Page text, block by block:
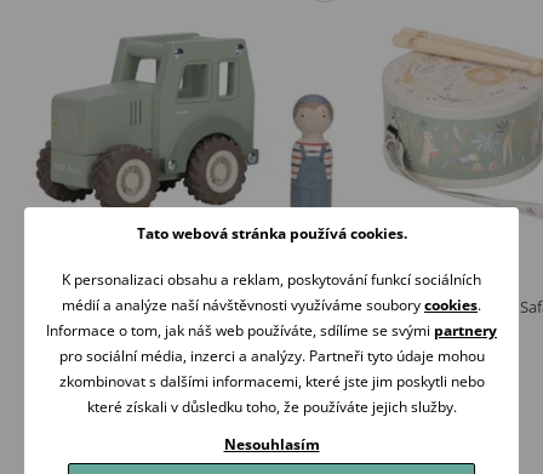
Little Dutch Traktor dřevěný
249 Kč
Skladem
Koupit
Little Dutch Bubínek
419 Kč
Skladem
Koupit
Tato webová stránka používá cookies.
K personalizaci obsahu a reklam, poskytování funkcí sociálních
médií a analýze naší návštěvnosti využíváme souborycookies.
Informace o tom, jak náš web používáte, sdílíme se svými partnery
pro sociální média, inzerci a analýzy. Partneři tyto údaje mohou
zkombinovat s dalšími informacemi, které jste jim poskytli nebo
které získali v důsledku toho, že používáte jejich služby.
Nesouhlasím